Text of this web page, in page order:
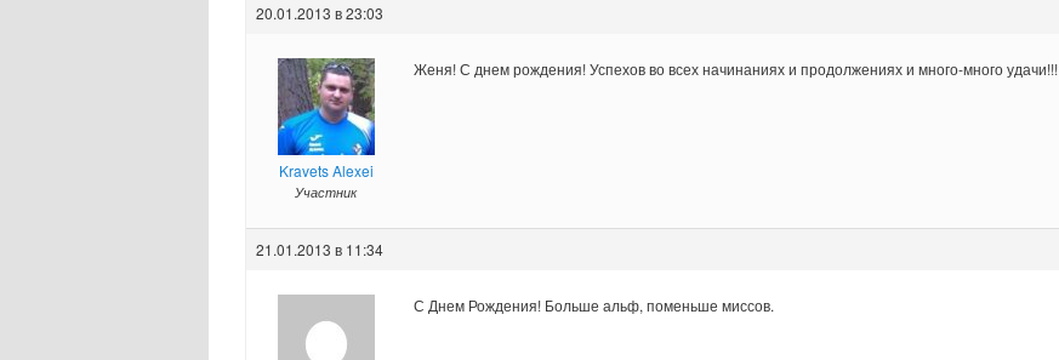
20.01.2013 в 23:03
Kravets Alexei
Участник
Женя! С днем рождения! Успехов во всех начинаниях и продолжениях и много-много удачи!!!
21.01.2013 в 11:34
С Днем Рождения! Больше альф, поменьше миссов.